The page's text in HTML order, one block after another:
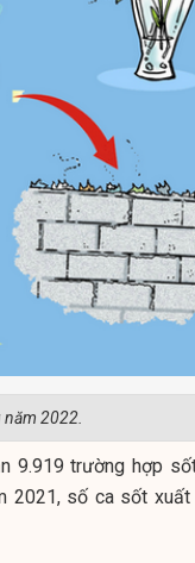
2022.
9.919 trường hợp
2021, số ca sốt xuất